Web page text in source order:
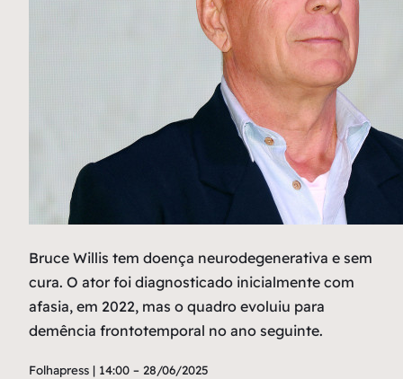
Bruce Willis tem doença neurodegenerativa e sem
cura. O ator foi diagnosticado inicialmente com
afasia, em 2022, mas o quadro evoluiu para
demência frontotemporal no ano seguinte.
Folhapress | 14:00 – 28/06/2025